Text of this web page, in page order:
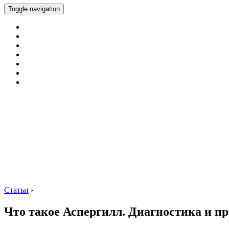
Toggle navigation
Статьи ›
Что такое Аспергилл. Диагностика и